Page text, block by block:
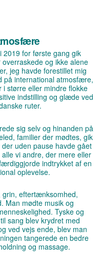
2019 for første gang gik
og ikke alene
jeg havde forestillet mig
på international atmosfære,
større eller mindre flokke
indstilling og glæde ved
ruter.
sig selv og hinanden på
familier der mødtes, gik
uden pause havde gået
vi andre, der mere eller
indtrykket af en
oplevelse.
grin, eftertænksomhed,
Man mødte musik og
Tyske og
sang blev krydret med
ved vejs ende, blev man
tangerede en bedre
og massage.